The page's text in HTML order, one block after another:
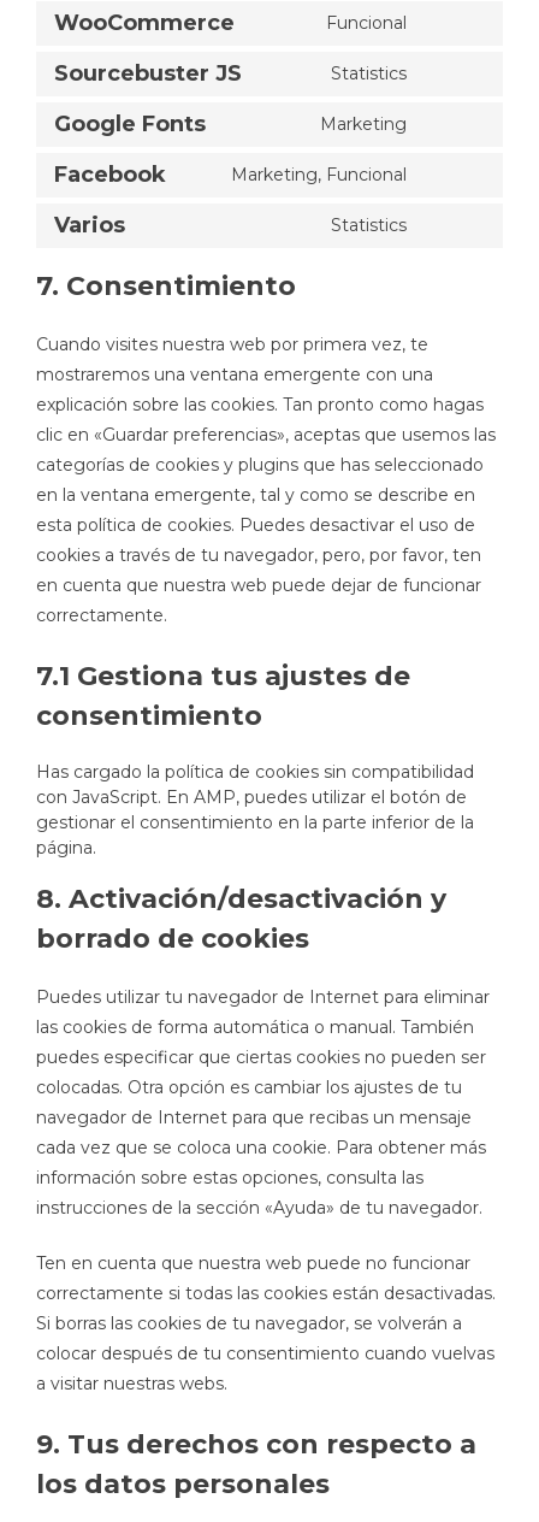
WooCommerce Funcional
Sourcebuster JS Statistics
Google Fonts Marketing
Facebook Marketing, Funcional
Varios Statistics
7. Consentimiento
Cuando visites nuestra web por primera vez, te
mostraremos una ventana emergente con una
explicación sobre las cookies. Tan pronto como hagas
clic en «Guardar preferencias», aceptas que usemos las
categorías de cookies y plugins que has seleccionado
en la ventana emergente, tal y como se describe en
esta política de cookies. Puedes desactivar el uso de
cookies a través de tu navegador, pero, por favor, ten
en cuenta que nuestra web puede dejar de funcionar
correctamente.
7.1 Gestiona tus ajustes de
consentimiento
Has cargado la política de cookies sin compatibilidad
con JavaScript. En AMP, puedes utilizar el botón de
gestionar el consentimiento en la parte inferior de la
página.
8. Activación/desactivación y
borrado de cookies
Puedes utilizar tu navegador de Internet para eliminar
las cookies de forma automática o manual. También
puedes especificar que ciertas cookies no pueden ser
colocadas. Otra opción es cambiar los ajustes de tu
navegador de Internet para que recibas un mensaje
cada vez que se coloca una cookie. Para obtener más
información sobre estas opciones, consulta las
instrucciones de la sección «Ayuda» de tu navegador.
Ten en cuenta que nuestra web puede no funcionar
correctamente si todas las cookies están desactivadas.
Si borras las cookies de tu navegador, se volverán a
colocar después de tu consentimiento cuando vuelvas
a visitar nuestras webs.
9. Tus derechos con respecto a
los datos personales